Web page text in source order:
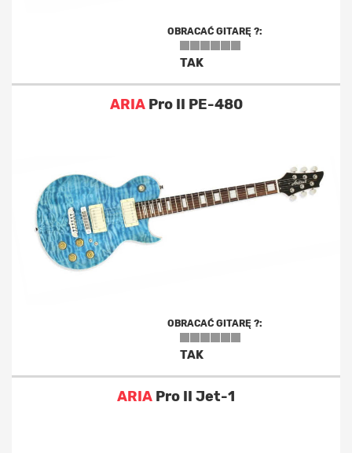
OBRACAĆ GITARĘ ?:
TAK
ARIAPro II PE-480
OBRACAĆ GITARĘ ?:
TAK
ARIA Pro II Jet-1